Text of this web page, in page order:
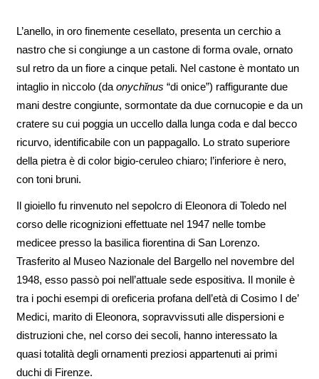
L’anello, in oro finemente cesellato, presenta un cerchio a
nastro che si congiunge a un castone di forma ovale, ornato
sul retro da un fiore a cinque petali. Nel castone è montato un
intaglio in nìccolo (da onychĭnus “di onice”) raffigurante due
mani destre congiunte, sormontate da due cornucopie e da un
cratere su cui poggia un uccello dalla lunga coda e dal becco
ricurvo, identificabile con un pappagallo. Lo strato superiore
della pietra è di color bigio-ceruleo chiaro; l’inferiore è nero,
con toni bruni.
Il gioiello fu rinvenuto nel sepolcro di Eleonora di Toledo nel
corso delle ricognizioni effettuate nel 1947 nelle tombe
medicee presso la basilica fiorentina di San Lorenzo.
Trasferito al Museo Nazionale del Bargello nel novembre del
1948, esso passò poi nell’attuale sede espositiva. Il monile è
tra i pochi esempi di oreficeria profana dell’età di Cosimo I de’
Medici, marito di Eleonora, sopravvissuti alle dispersioni e
distruzioni che, nel corso dei secoli, hanno interessato la
quasi totalità degli ornamenti preziosi appartenuti ai primi
duchi di Firenze.